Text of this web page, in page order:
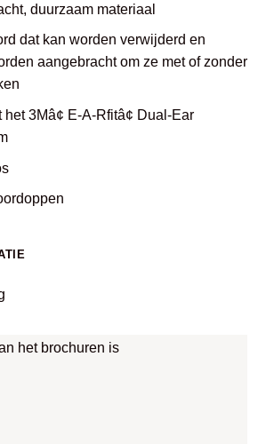
duurzaam materiaal
dat kan worden verwijderd en
aangebracht om ze met of zonder
3Mâ¢ E-A-Rfitâ¢ Dual-Ear